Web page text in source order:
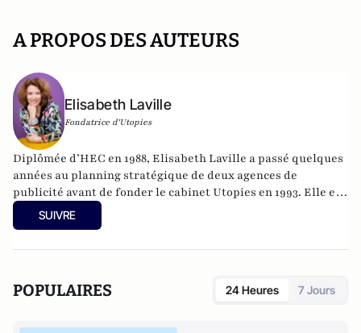
A PROPOS DES AUTEURS
Elisabeth Laville
Fondatrice d'Utopies
Diplômée d’HEC en 1988, Elisabeth Laville a passé quelques
années au planning stratégique de deux agences de
publicité avant de fonder le cabinet Utopies en 1993. Elle est
depuis reconnue comme l’une des expertes européennes du
développement durable. Elle a notamment écrit l'ouvrage
SUIVRE
POPULAIRES 24 Heures 7 Jours